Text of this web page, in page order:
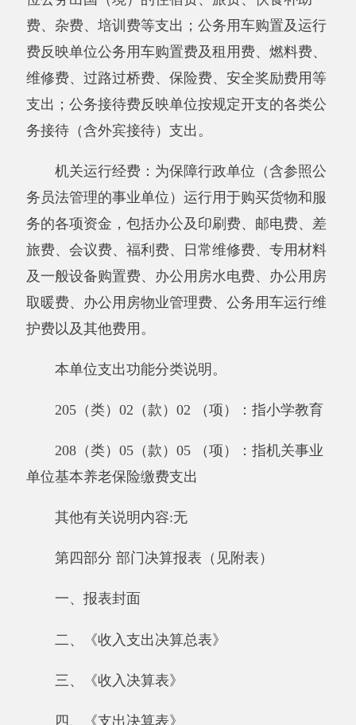
十八、《政府性基金预算财政拨款收入支出
决算表》
十九、《政府性基金预算财政拨款支出决算
明细表》
决算明细表》
二十一、《政府性基金预算财政拨款项目支
出决算明细表》。
二十三、《资产情况表》
二十四、《国有资产收益征缴情况表》、
二十五、《基本数字表》
二十六、《机构人员情况表》
二十七、《非税收入征缴情况表》
二十八、《部门决算相关信息统计表》
二十九、《政府采购情况表》
三十、《2017年度一般公共预算“三公”经费
费支出决算表.xlsx
新疆阿克陶县恰尔隆学校.XLS